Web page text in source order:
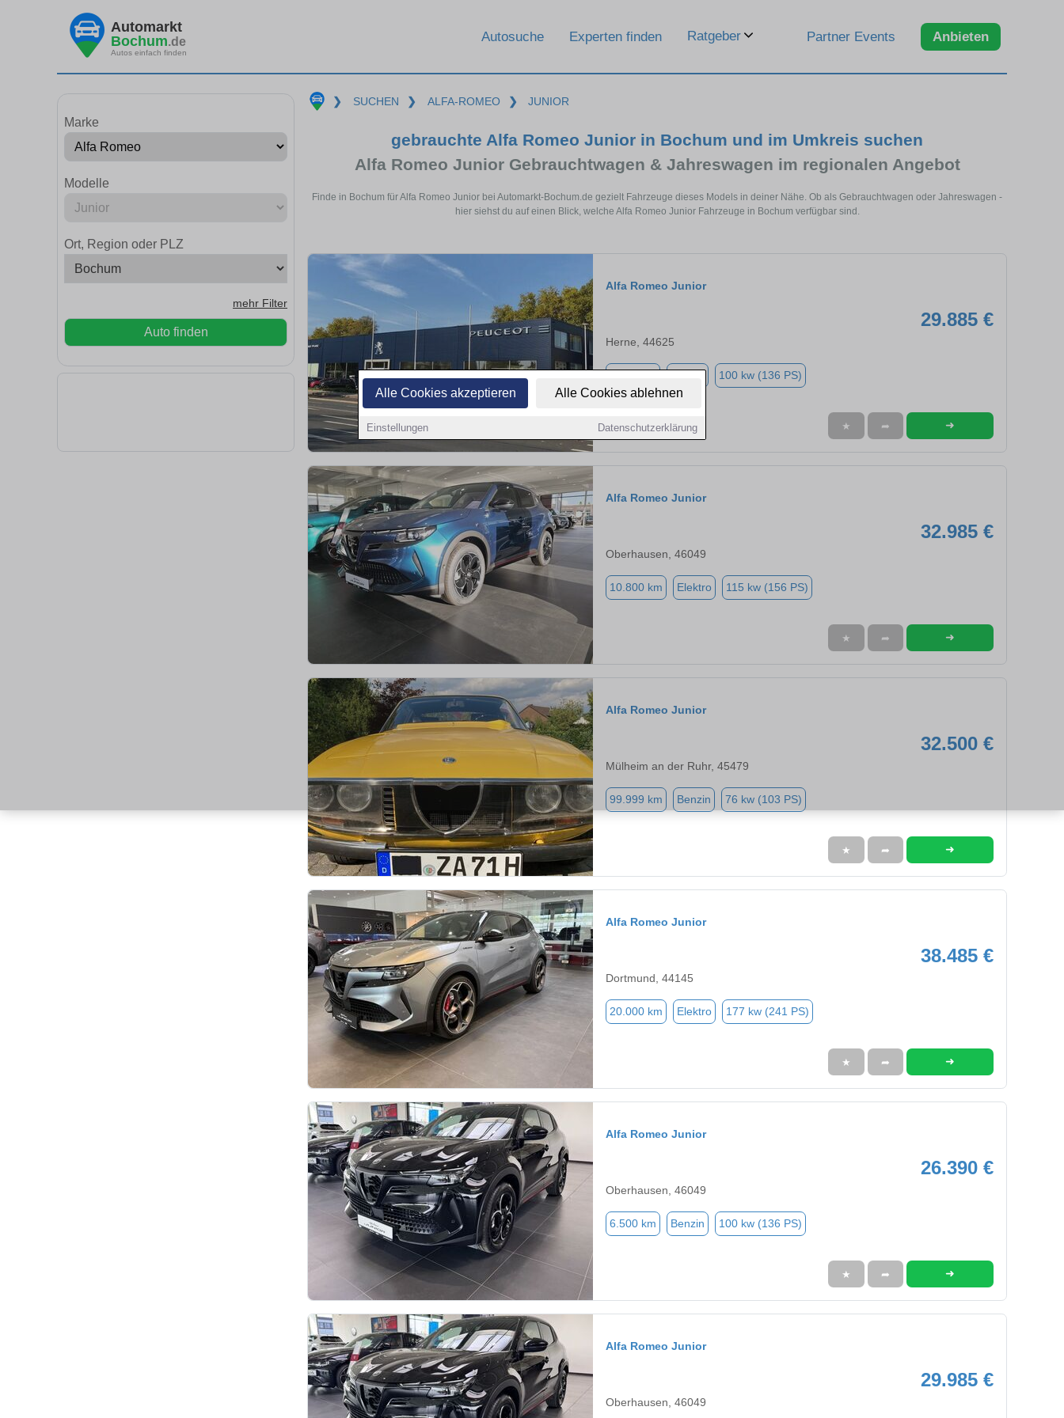
Alle Cookies akzeptieren Alle Cookies ablehnen
Einstellungen Datenschutzerklärung
Automarkt
Bochum.de
Autos einfach finden
Autosuche Experten finden Ratgeber Partner Events Anbieten
Marke
Modelle
Ort, Region oder PLZ
mehr Filter
Auto finden
❯ SUCHEN ❯ ALFA-ROMEO ❯ JUNIOR
gebrauchte Alfa Romeo Junior in Bochum und im Umkreis suchen
Alfa Romeo Junior Gebrauchtwagen & Jahreswagen im regionalen Angebot
Finde in Bochum für Alfa Romeo Junior bei Automarkt-Bochum.de gezielt Fahrzeuge dieses Models in deiner Nähe. Ob als Gebrauchtwagen oder Jahreswagen -
hier siehst du auf einen Blick, welche Alfa Romeo Junior Fahrzeuge in Bochum verfügbar sind.
Alfa Romeo Junior
29.885 €
Herne, 44625
100 kw (136 PS)
★ ➦ ➜
Alfa Romeo Junior
32.985 €
Oberhausen, 46049
10.800 km Elektro 115 kw (156 PS)
★ ➦ ➜
Alfa Romeo Junior
32.500 €
Mülheim an der Ruhr, 45479
99.999 km Benzin 76 kw (103 PS)
★ ➦ ➜
Alfa Romeo Junior
38.485 €
Dortmund, 44145
20.000 km Elektro 177 kw (241 PS)
★ ➦ ➜
Alfa Romeo Junior
26.390 €
Oberhausen, 46049
6.500 km Benzin 100 kw (136 PS)
★ ➦ ➜
Alfa Romeo Junior
29.985 €
Oberhausen, 46049